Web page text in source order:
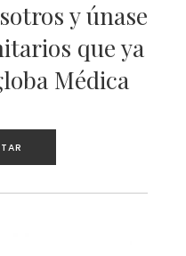
y únase
que ya
Médica